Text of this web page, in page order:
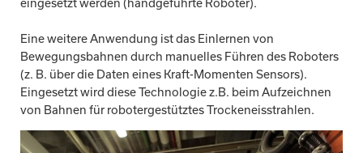
eingesetzt werden (handgeführte Roboter).
Eine weitere Anwendung ist das Einlernen von
Bewegungsbahnen durch manuelles Führen des Roboters
(z. B. über die Daten eines Kraft-Momenten Sensors).
Eingesetzt wird diese Technologie z.B. beim Aufzeichnen
von Bahnen für robotergestütztes Trockeneisstrahlen.